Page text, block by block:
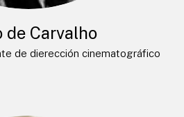
de Carvalho
de dierección cinematográfico